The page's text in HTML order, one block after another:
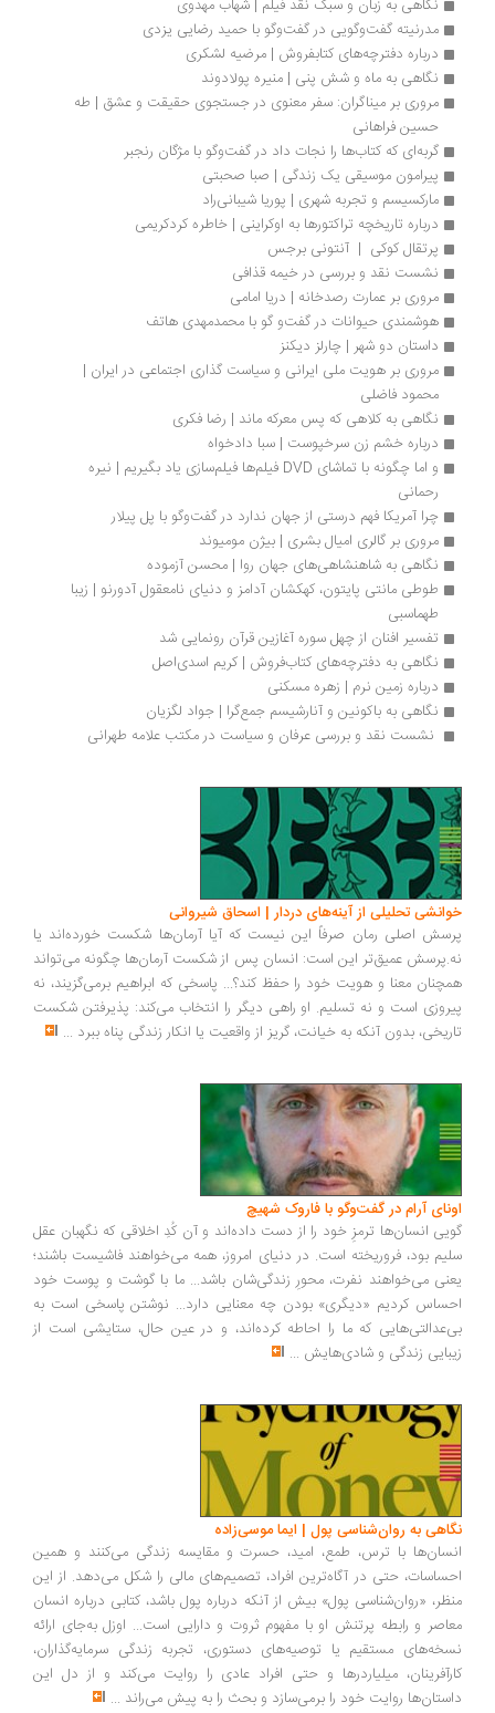
نگاهی به زبان و سبک نقد‌ فیلم | شهاب مهد‌وی
مدرنیته گفت‌وگویی در گفت‌وگو با حمید رضایی یزدی
درباره دفترچه‌های کتابفروش | مرضیه لشکری
نگاهی به ماه و شش پنی | منیره پولادوند
مروری بر میناگران: سفر معنوی در جستجوی حقیقت و عشق | طه
حسین فراهانی
گربه‌ای که کتاب‌ها را نجات داد در گفت‌وگو با مژگان رنجبر
پیرامون موسیقی یک زندگی | صبا صحبتی
مارکسیسم و تجربه شهری | پوریا شیبانی‌راد
درباره‌ تاریخچه تراکتورها به‌ اوکراینی | خاطره کردکریمی
پرتقال کوکی  |  آنتونی برجس
نشست نقد و بررسی در خیمه قذافی
مروری بر عمارت رصدخانه | دریا امامی
هوشمندی حیوانات در گفت‌و گو با محمدمهدی هاتف
داستان دو شهر | چارلز دیکنز
مروری بر هویت ملی ایرانی و سیاست گذاری اجتماعی در ایران |
محمود فاضلی
نگاهی به کلاهی که پس معرکه ماند | رضا فکری
درباره خشم زن سرخپوست | سبا دادخواه
و اما چگونه با تماشای DVD فيلم‌ها فيلم‌سازی ياد بگيريم | نیره
چرا آمریکا فهم درستی از جهان ندارد در گفت‌وگو با پل پیلار
مروری بر گالری امیال بشری | بیژن مومیوند
نگاهی به شاهنشاهی‌های جهان روا | محسن آزموده
طوطی مانتی پایتون، کهکشان آدامز و دنیای نامعقول آدورنو | زیبا
طهماسبی
تفسیر افنان از چهل سوره آغازین قرآن رونمایی شد
نگاهی به دفترچه‌های کتاب‌فروش | کریم اسدی‌اصل
درباره زمین نرم | زهره مسکنی
نگاهی به باکونین و آنارشیسم جمع‌گرا | جواد لگزیان
نشست نقد و بررسی عرفان و سیاست در مکتب علامه طهرانی
تحلیلی از آینه‌های دردار | اسحاق شیروانی
اصلی رمان صرفاً این نیست که آیا آرمان‌ها شکست خورده‌اند یا
عمیق‌تر این است: انسان پس از شکست آرمان‌ها چگونه می‌تواند
معنا و هویت خود را حفظ کند؟... پاسخی که ابراهیم برمی‌گزیند، نه
است و نه تسلیم. او راهی دیگر را انتخاب می‌کند: پذیرفتن شکست
بدون آنکه به خیانت، گریز از واقعیت یا انکار زندگی پناه ببرد...
آرام در گفت‌وگو با فاروک شهیچ‭
انسان‌ها ترمزِ خود را از دست داده‌اند و آن کُدِ اخلاقی که نگهبان عقل
بود، فروریخته است. در دنیای امروز، همه می‌خواهند فاشیست باشند؛
می‌خواهند نفرت، محورِ زندگی‌شان باشد... ما با گوشت و پوست خود
کردیم «دیگری» بودن چه معنایی دارد... نوشتن پاسخی است به
که ما را احاطه کرده‌اند، و در عین حال، ستایشی است از
زندگی و شادی‌هایش...
به روان‌شناسی پول | ایما موسی‌زاده
با ترس، طمع، امید، حسرت و مقایسه زندگی می‌کنند و همین
حتی در آگاه‌ترین افراد، تصمیم‌های مالی را شکل می‌دهد. از این
«روان‌شناسی پول» بیش از آنکه درباره پول باشد، کتابی درباره انسان
و رابطه پرتنش او با مفهوم ثروت و دارایی است... اوزل به‌جای ارائه
مستقیم یا توصیه‌های دستوری، تجربه زندگی سرمایه‌گذاران،
میلیاردرها و حتی افراد عادی را روایت می‌کند و از دل این
روایت خود را برمی‌سازد و بحث را به پیش می‌راند ...